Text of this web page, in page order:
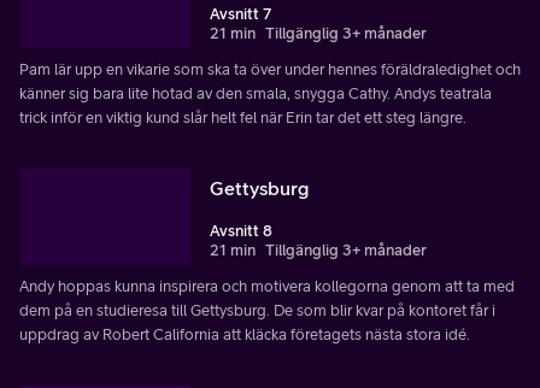
Avsnitt 7
21 min Tillgänglig 3+ månader
Pam lär upp en vikarie som ska ta över under hennes föräldraledighet och
känner sig bara lite hotad av den smala, snygga Cathy. Andys teatrala
trick inför en viktig kund slår helt fel när Erin tar det ett steg längre.
Gettysburg
Avsnitt 8
21 min Tillgänglig 3+ månader
Andy hoppas kunna inspirera och motivera kollegorna genom att ta med
dem på en studieresa till Gettysburg. De som blir kvar på kontoret får i
uppdrag av Robert California att kläcka företagets nästa stora idé.